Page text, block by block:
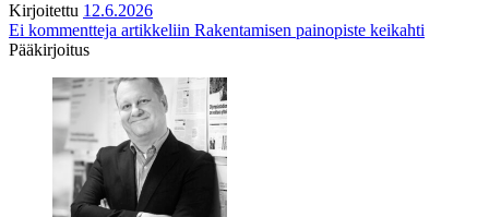
Kirjoitettu 12.6.2026
Ei kommentteja artikkeliin Rakentamisen painopiste keikahti
Pääkirjoitus